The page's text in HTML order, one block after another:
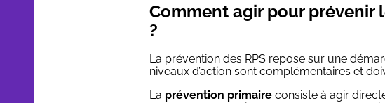
Comment agir pour prévenir
?
La prévention des RPS repose sur une
niveaux d’action sont complémentaires et
La prévention primaireconsiste à agir